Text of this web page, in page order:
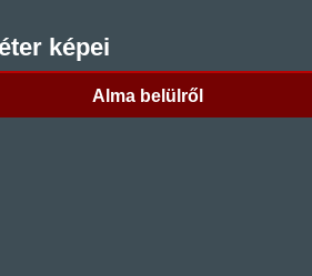
képei
Alma belülről